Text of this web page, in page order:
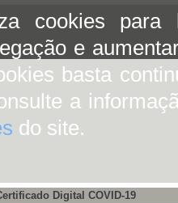
cookies para
e
basta
a
do site.
Digital COVID-19